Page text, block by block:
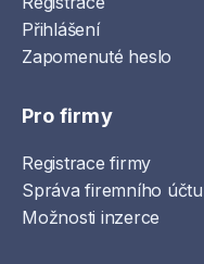
Přihlášení
Zapomenuté heslo
Pro firmy
Registrace firmy
Správa firemního účtu
Možnosti inzerce